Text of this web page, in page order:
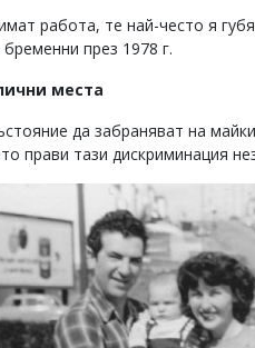
работа, те най-често я
през 1978 г.
места
да забраняват на
прави тази дискриминация